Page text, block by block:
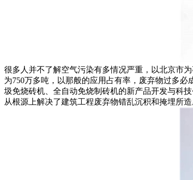
很多人并不了解空气污染有多情况严重，以北京市
为750万多吨，以那般的应用占有率，废弃物过多
圾免烧砖机 、全自动免烧制砖机的新产品开发与科
从根源上解决了建筑工程废弃物错乱沉积和掩埋所